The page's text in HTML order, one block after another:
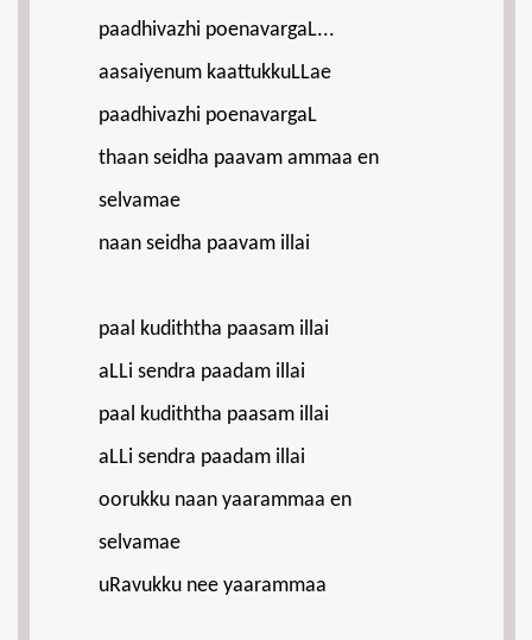
paadhivazhi poenavargaL...
aasaiyenum kaattukkuLLae
paadhivazhi poenavargaL
thaan seidha paavam ammaa en
selvamae
naan seidha paavam illai
paal kudiththa paasam illai
aLLi sendra paadam illai
paal kudiththa paasam illai
aLLi sendra paadam illai
oorukku naan yaarammaa en
selvamae
uRavukku nee yaarammaa